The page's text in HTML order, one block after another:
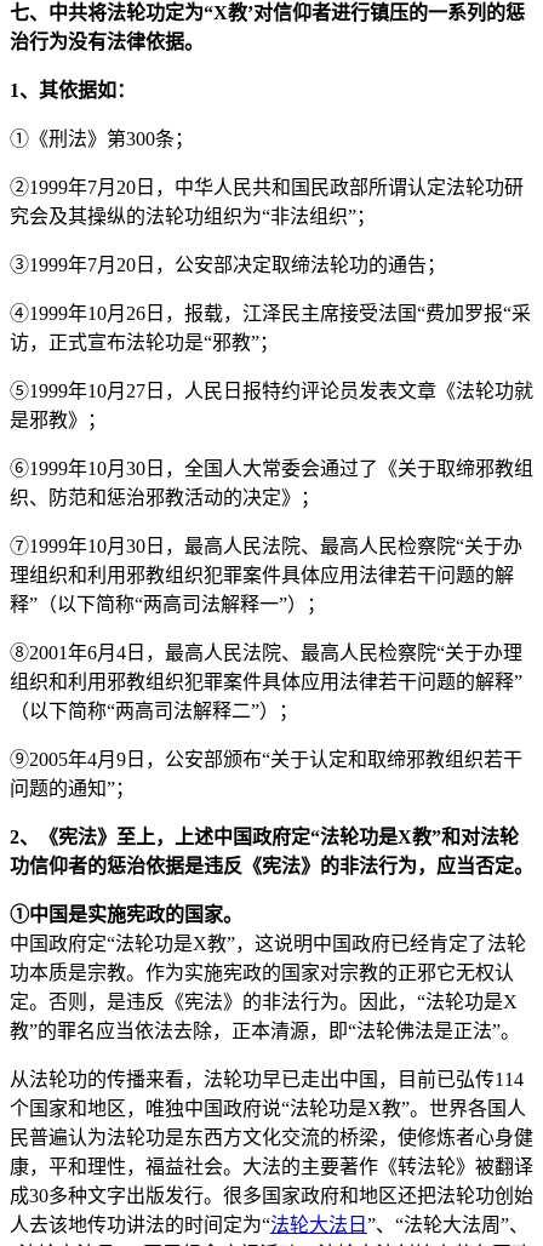
七、中共将法轮功定为“X教’对信仰者进行镇压的一系列的惩
治行为没有法律依据。
1、其依据如：
①《刑法》第300条；
②1999年7月20日，中华人民共和国民政部所谓认定法轮功研
究会及其操纵的法轮功组织为“非法组织”；
③1999年7月20日，公安部决定取缔法轮功的通告；
④1999年10月26日，报载，江泽民主席接受法国“费加罗报“采
访，正式宣布法轮功是“邪教”；
⑤1999年10月27日，人民日报特约评论员发表文章《法轮功就
是邪教》；
⑥1999年10月30日，全国人大常委会通过了《关于取缔邪教组
织、防范和惩治邪教活动的决定》；
⑦1999年10月30日，最高人民法院、最高人民检察院“关于办
理组织和利用邪教组织犯罪案件具体应用法律若干问题的解
释”（以下简称“两高司法解释一”）；
⑧2001年6月4日，最高人民法院、最高人民检察院“关于办理
组织和利用邪教组织犯罪案件具体应用法律若干问题的解释”
（以下简称“两高司法解释二”）；
⑨2005年4月9日，公安部颁布“关于认定和取缔邪教组织若干
问题的通知”；
2、《宪法》至上，上述中国政府定“法轮功是X教”和对法轮
功信仰者的惩治依据是违反《宪法》的非法行为，应当否定。
①中国是实施宪政的国家。
中国政府定“法轮功是X教”，这说明中国政府已经肯定了法轮
功本质是宗教。作为实施宪政的国家对宗教的正邪它无权认
定。否则，是违反《宪法》的非法行为。因此，“法轮功是X
教”的罪名应当依法去除，正本清源，即“法轮佛法是正法”。
从法轮功的传播来看，法轮功早已走出中国，目前已弘传114
个国家和地区，唯独中国政府说“法轮功是X教”。世界各国人
民普遍认为法轮功是东西方文化交流的桥梁，使修炼者心身健
康，平和理性，福益社会。大法的主要著作《转法轮》被翻译
成30多种文字出版发行。很多国家政府和地区还把法轮功创始
人去该地传功讲法的时间定为“法轮大法日 ”、“法轮大法周”、